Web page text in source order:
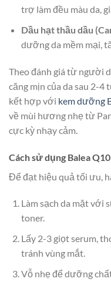
trợ làm đều màu da,
Dầu hạt thầu dầu
dưỡng da mềm mại,
Theo đánh giá từ người
căng mịn của da sau 2-4
kết hợp với kem dưỡng
về mùi hương nhẹ từ
cực kỳ nhạy cảm.
Cách sử dụng Balea
Để đạt hiệu quả tối ưu,
Làm sạch da mặt với
toner.
Lấy 2-3 giọt serum,
tránh vùng mắt.
Vỗ nhẹ để dưỡng